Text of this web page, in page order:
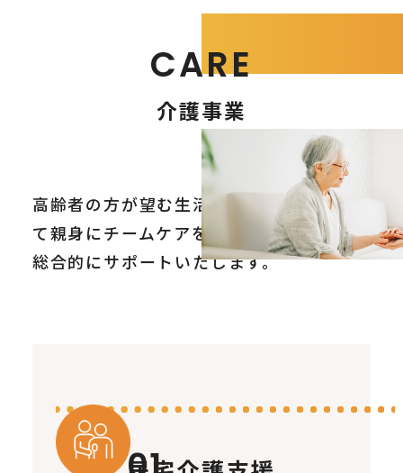
CARE
介護事業
高齢者の方が望む生活を、介護専門職とし
て親身にチームケアを行い、
地域の皆様を
総合的にサポートいたします。